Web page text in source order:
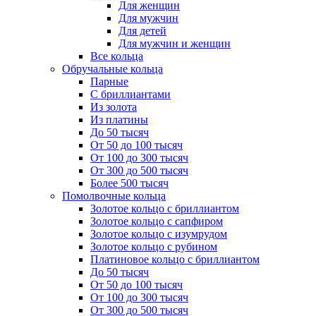
Для женщин
Для мужчин
Для детей
Для мужчин и женщин
Все кольца
Обручальные кольца
Парные
С бриллиантами
Из золота
Из платины
До 50 тысяч
От 50 до 100 тысяч
От 100 до 300 тысяч
От 300 до 500 тысяч
Более 500 тысяч
Помолвочные кольца
Золотое кольцо с бриллиантом
Золотое кольцо с сапфиром
Золотое кольцо с изумрудом
Золотое кольцо с рубином
Платиновое кольцо с бриллиантом
До 50 тысяч
От 50 до 100 тысяч
От 100 до 300 тысяч
От 300 до 500 тысяч